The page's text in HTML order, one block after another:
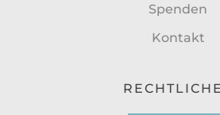
Spenden
Kontakt